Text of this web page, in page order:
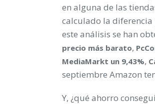
en alguna de las
calculado la diferencia
este análisis se han
precio más barato,
MediaMarkt un 9,43%,
septiembre Amazon
Y, ¿qué ahorro